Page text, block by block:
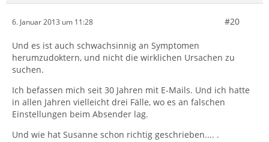
6. Januar 2013 um 11:28 #20
Und es ist auch schwachsinnig an Symptomen
herumzudoktern, und nicht die wirklichen Ursachen zu
suchen.
Ich befassen mich seit 30 Jahren mit E-Mails. Und ich hatte
in allen Jahren vielleicht drei Fälle, wo es an falschen
Einstellungen beim Absender lag.
Und wie hat Susanne schon richtig geschrieben.... .